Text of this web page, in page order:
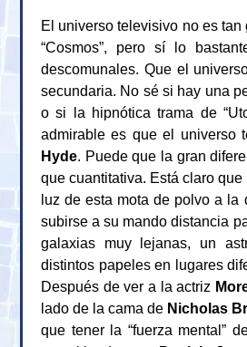
El universo televisivo no es
“Cosmos”, pero sí lo
descomunales. Que el
secundaria. No sé si hay una
o si la hipnótica trama de
admirable es que el universo
Hyde. Puede que la gran
que cuantitativa. Está claro
luz de esta mota de polvo a la
subirse a su mando distancia
galaxias muy lejanas, un
distintos papeles en lugares
Después de ver a la actriz
lado de la cama de Nicholas
que tener la “fuerza mental”